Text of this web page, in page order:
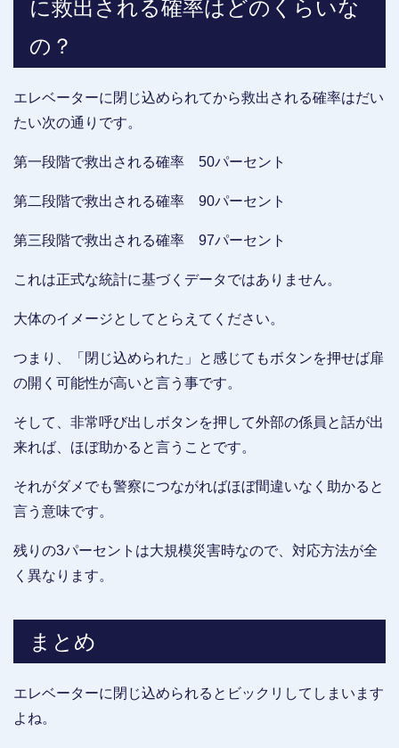
に救出される確率はどのくらいな
の？
エレベーターに閉じ込められてから救出される確率はだい
たい次の通りです。
第一段階で救出される確率 50パーセント
第二段階で救出される確率 90パーセント
第三段階で救出される確率 97パーセント
これは正式な統計に基づくデータではありません。
大体のイメージとしてとらえてください。
つまり、「閉じ込められた」と感じてもボタンを押せば扉
の開く可能性が高いと言う事です。
そして、非常呼び出しボタンを押して外部の係員と話が出
来れば、ほぼ助かると言うことです。
それがダメでも警察につながればほぼ間違いなく助かると
言う意味です。
残りの3パーセントは大規模災害時なので、対応方法が全
く異なります。
まとめ
エレベーターに閉じ込められるとビックリしてしまいます
よね。